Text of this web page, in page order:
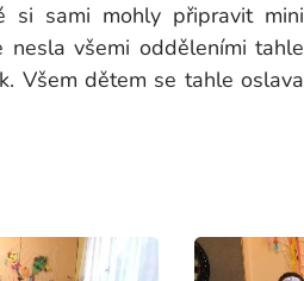
si sami mohly připravit mini
všemi odděleními tahle
Všem dětem se tahle oslava